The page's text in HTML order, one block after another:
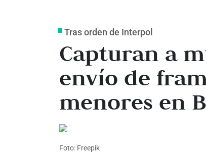
Tras orden de Interpol
Capturan a
envío de
menores en
Foto: Freepik